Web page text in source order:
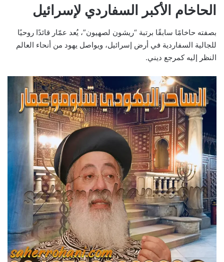
الحاخام الأكبر السفاردي لإسرائيل
بصفته حاخامًا سابقًا برتبة “ريشون لصهيون”، يُعد عمّار قائدًا روحيًا
للجالية السفاردية في أرض إسرائيل، ويواصل يهود من أنحاء العالم
النظر إليه كمرجع ديني.